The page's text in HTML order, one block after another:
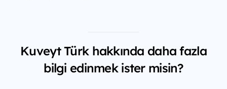
Kuveyt Türk hakkında daha fazla
bilgi edinmek ister misin?